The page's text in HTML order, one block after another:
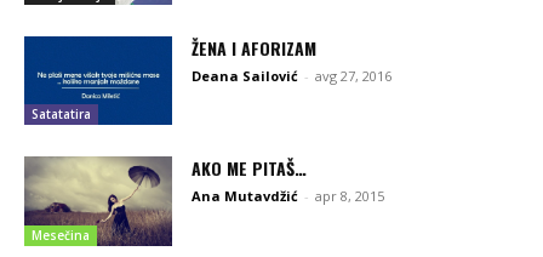
Satatatira
ŽENA I AFORIZAM
Deana Sailović - avg 27, 2016
Mesečina
AKO ME PITAŠ…
Ana Mutavdžić - apr 8, 2015